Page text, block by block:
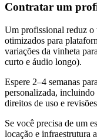
Contratar um
Um profissional reduz o
otimizados para
variações da vinheta
curto e áudio longo).
Espere 2–4 semanas
personalizada,
direitos de uso e
Se você precisa de um
locação e infraestrutura